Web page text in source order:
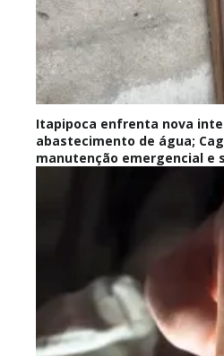
Itapipoca enfrenta nova
abastecimento de água;
manutenção emergencial e